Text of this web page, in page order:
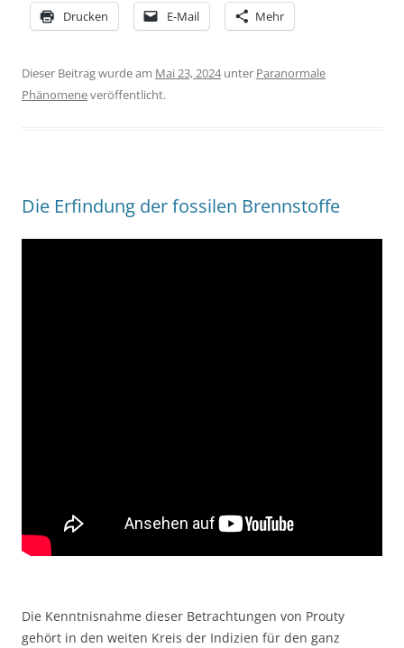
Drucken E-Mail Mehr
Dieser Beitrag wurde am Mai 23, 2024unter Paranormale
Phänomeneveröffentlicht.
Die Erfindung der fossilen Brennstoffe
Die Kenntnisnahme dieser Betrachtungen von Prouty
gehört in den weiten Kreis der Indizien für den ganz